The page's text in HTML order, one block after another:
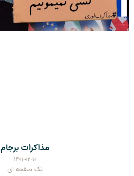
مذاکرات برجام
۱۴۰۱-۰۲-۱۰
تک صفحه ای